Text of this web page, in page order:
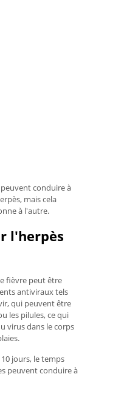
conduire à
mais cela
à l'autre.
l'herpès
fièvre peut être
antiviraux tels
qui peuvent être
les pilules, ce qui
virus dans le corps
jours, le temps
peuvent conduire à